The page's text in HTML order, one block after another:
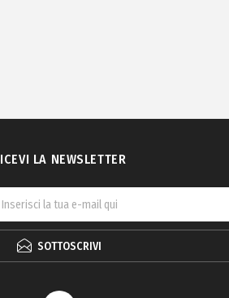
LA NEWSLETTER
SOTTOSCRIVI